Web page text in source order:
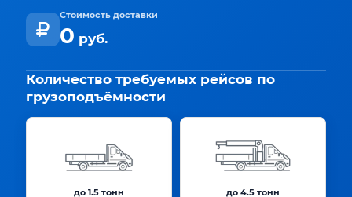
Стоимость доставки
0 руб.
Количество требуемых рейсов по
грузоподъёмности
до 1.5 тонн до 4.5 тонн